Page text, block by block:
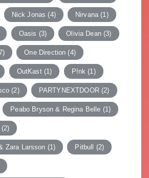
Nick Jonas (4) Nirvana (1)
Oasis (3) Olivia Dean(3)
One Direction (4)
OutKast(1) P!nk (1)
(2) PARTYNEXTDOOR(2)
Peabo Bryson & Regina Belle (1)
(2)
Zara Larsson (1) Pitbull (2)